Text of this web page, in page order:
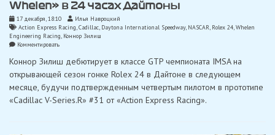
Whelen» в 24 часах Дайтоны
17 декабря, 18:10
Илья Навроцкий
Action Express Racing,Cadillac, Daytona International Speedway, NASCAR, Rolex 24,Whelen
Engineering Racing, Коннор Зилиш
Комментироватьon
выступит
за
команду
«Cadillac
Whelen»
в
Коннор Зилиш дебютирует в классе GTP чемпионата IMSA на
открывающей сезон гонке Rolex 24 в Дайтоне в следующем
месяце, будучи подтвержденным четвертым пилотом в прототипе
«Cadillac V-Series.R» #31 от «Action Express Racing».